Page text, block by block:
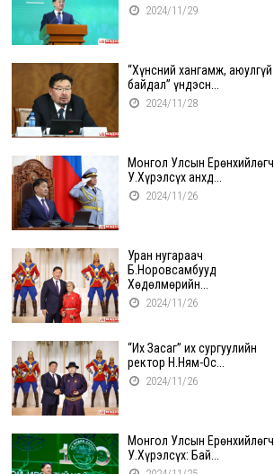
2024/11/29
“Хүнсний хангамж, аюулгүй
байдал” үндэсн...
2024/11/28
Монгол Улсын Ерөнхийлөгч
У.Хүрэлсүх анхд...
2024/11/26
Уран нугараач
Б.Норовсамбууд
Хөдөлмөрийн...
2024/11/26
“Их Засаг” их сургуулийн
ректор Н.Ням-Ос...
2024/11/26
Монгол Улсын Ерөнхийлөгч
У.Хүрэлсүх: Бай...